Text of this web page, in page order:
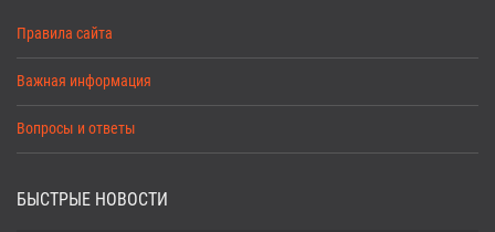
Правила сайта
Важная информация
Вопросы и ответы
БЫСТРЫЕ НОВОСТИ